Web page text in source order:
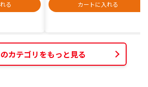
る
カートに入れる
カテゴリをもっと見る